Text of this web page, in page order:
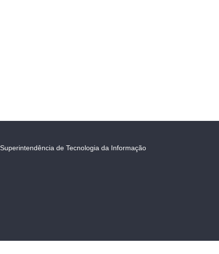
Superintendência de Tecnologia da Informação